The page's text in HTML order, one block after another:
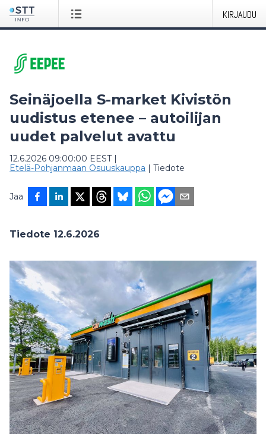
KIRJAUDU
Seinäjoella S-market Kivistön
uudistus etenee – autoilijan
uudet palvelut avattu
12.6.2026 09:00:00 EEST|
Etelä-Pohjanmaan Osuuskauppa | Tiedote
Jaa
Tiedote 12.6.2026